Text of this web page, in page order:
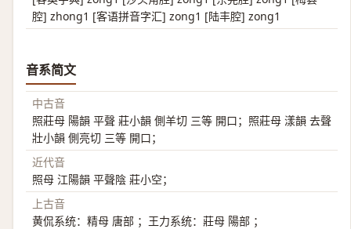
腔] zhong1 [客语拼音字汇] zong1 [陆丰腔] zong1
音系简文
中古音
照莊母 陽韻 平聲 莊小韻 側羊切 三等 開口；照莊母 漾韻 去聲
壯小韻 側亮切 三等 開口；
近代音
照母 江陽韻 平聲陰 莊小空；
上古音
黄侃系统：精母 唐部 ；王力系统：莊母 陽部 ；